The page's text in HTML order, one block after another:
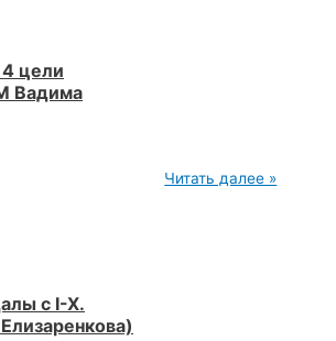
4 цели
Вадима
Тантра
Читать далее »
с I-X.